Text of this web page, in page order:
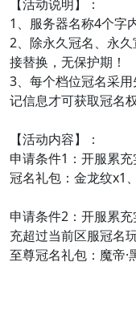
【活动说明】：
1、服务器名称4个字
2、除永久冠名、永久
接替换 ，无保护期！
3、每个档位冠名采
记信息才可获取冠名权
【活动内容】：
申请条件1：开服累
冠名礼包：金龙纹x1
申请条件2：开服累
充超过当前区服冠名
至尊冠名礼包：魔帝